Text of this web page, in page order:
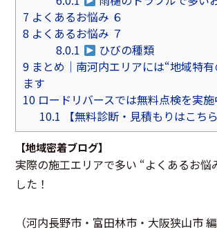
7 よくあるお悩み ６
8 よくあるお悩み ７
8.0.1
ひびの種類
9 まとめ｜南河内エリアには“地域特
ます
10 ロードリバースでは無料点検を実施
10.1 【無料診断・見積もりはこちら
【地域密着ブログ】
実際の施工エリアで多い “よくあるお悩
した！
（河内長野市・富田林市・大阪狭山市 編